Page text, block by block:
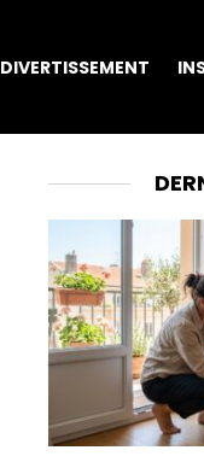
DIVERTISSEMENT